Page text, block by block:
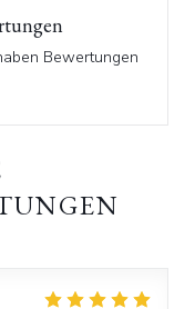
Bewertungen